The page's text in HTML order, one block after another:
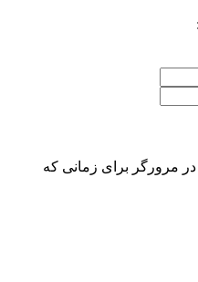
مرورگر برای زمانی که